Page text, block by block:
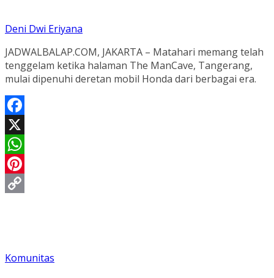
Deni Dwi Eriyana
JADWALBALAP.COM, JAKARTA – Matahari memang telah
tenggelam ketika halaman The ManCave, Tangerang,
mulai dipenuhi deretan mobil Honda dari berbagai era.
Facebook
X
WhatsApp
Pinterest
Komunitas